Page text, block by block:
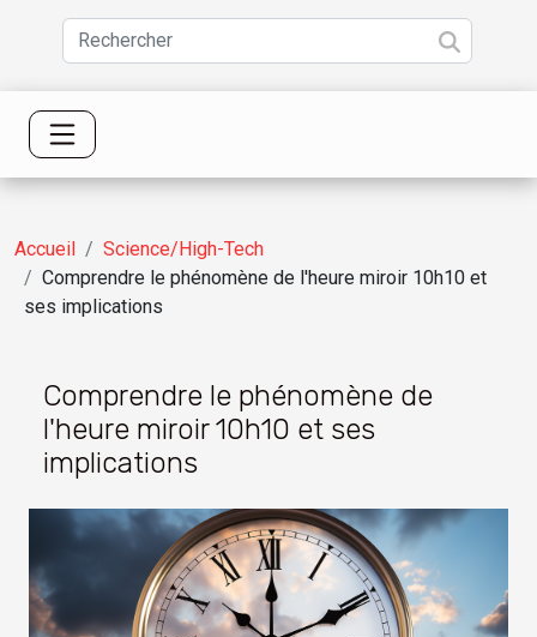
Accueil
Science/High-Tech
Comprendre le phénomène de l'heure miroir 10h10 et
ses implications
Comprendre le phénomène de
l'heure miroir 10h10 et ses
implications